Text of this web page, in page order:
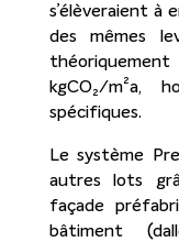
s’élèveraient à
des mêmes
kgCO₂/m²a,
spécifiques.
Le système
autres lots
façade
bâtiment